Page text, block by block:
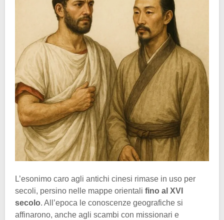
L’esonimo caro agli antichi cinesi rimase in uso per
secoli, persino nelle mappe orientali fino al XVI
secolo. All’epoca le conoscenze geografiche si
affinarono, anche agli scambi con missionari e